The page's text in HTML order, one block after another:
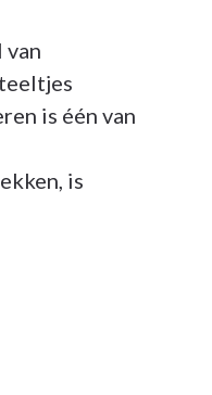
van
is één van
is